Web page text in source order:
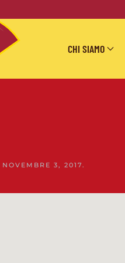
CHI SIAMO
NOVEMBRE 3, 2017.